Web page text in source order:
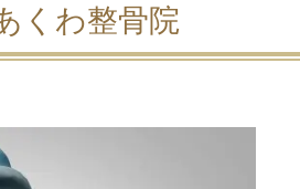
くわ整骨院